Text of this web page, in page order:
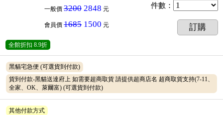
一般價 3200 2848 元
會員價 1685 1500 元
件數 ：
訂購
全館折扣 8.9折
黑貓宅急便 (可選貨到付款)
貨到付款-黑貓送達府上 如需要超商取貨 請提供超商店名 超商取貨支持(7-11、
全家、OK、萊爾富) (可選貨到付款)
其他付款方式